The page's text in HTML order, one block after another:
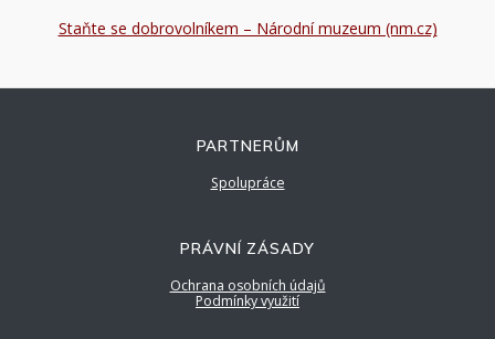
Staňte se dobrovolníkem – Národní muzeum (nm.cz)
PARTNERŮM
Spolupráce
PRÁVNÍ ZÁSADY
Ochrana osobních údajů
Podmínky využití